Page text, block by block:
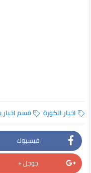
اخبار الكورة قسم
فيسبوك
جوجل +